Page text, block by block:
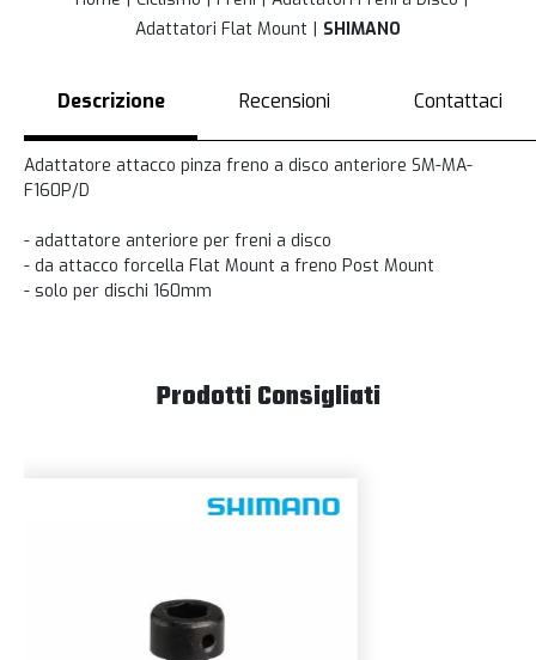
Adattatori Flat Mount
SHIMANO
Descrizione Recensioni Contattaci
Adattatore attacco pinza freno a disco anteriore SM-MA-
F160P/D
- adattatore anteriore per freni a disco
- da attacco forcella Flat Mount a freno Post Mount
- solo per dischi 160mm
Prodotti Consigliati